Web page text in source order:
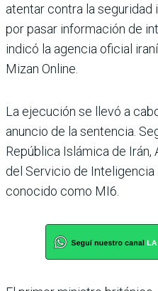
atentar contra la
por pasar información de
indicó la agencia oficial
Mizan Online.
La ejecución se llevó a
anuncio de la sentencia.
República Islámica de Irán,
del Servicio de
conocido como MI6.